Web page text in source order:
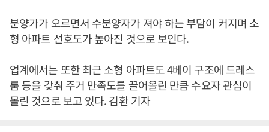
분양가가 오르면서 수분양자가 져야 하는 부담이 커지며 소
형 아파트 선호도가 높아진 것으로 보인다.
업계에서는 또한 최근 소형 아파트도 4베이 구조에 드레스
룸 등을 갖춰 주거 만족도를 끌어올린 만큼 수요자 관심이
몰린 것으로 보고 있다. 김환 기자